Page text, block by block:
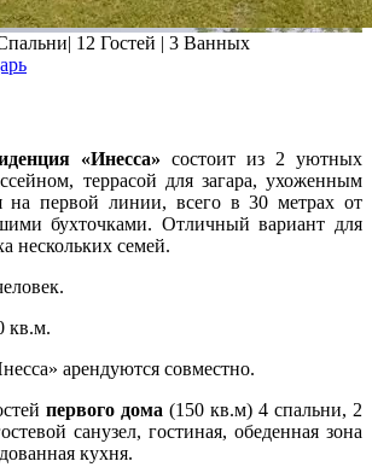
| 12 Гостей | 3 Ванных
«Инесса» состоит из 2 уютных
террасой для загара, ухоженным
на первой линии, всего в 30 метрах от
бухточками. Отличный вариант для
нескольких семей.
кв.м.
арендуются совместно.
первого дома (150 кв.м) 4 спальни, 2
санузел, гостиная, обеденная зона
кухня.